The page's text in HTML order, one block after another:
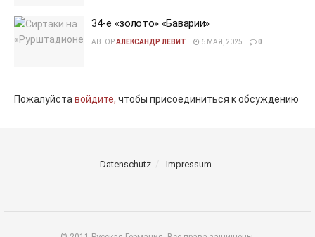
34-е «золото» «Баварии»
АВТОРАЛЕКСАНДР ЛЕВИТ 6 МАЯ, 2025 0
Пожалуйста войдите, чтобы присоединиться к обсуждению
Datenschutz Impressum